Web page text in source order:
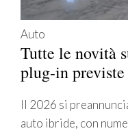
Auto
Tutte le novità
plug-in
Il 2026 si
auto ibride, con